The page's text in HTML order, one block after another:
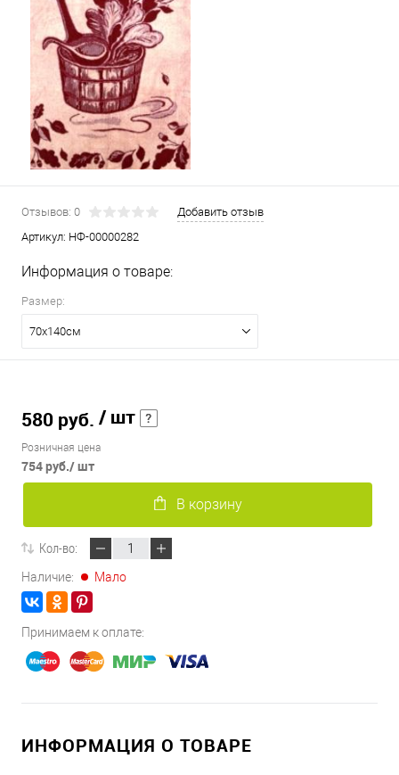
Отзывов: 0
Добавить отзыв
Артикул: НФ-00000282
Информация о товаре:
Размер:
70х140см
580 руб. / шт
Розничная цена
754 руб./ шт
В корзину
Кол-во:
Наличие: Мало
Принимаем к оплате:
ИНФОРМАЦИЯ О ТОВАРЕ